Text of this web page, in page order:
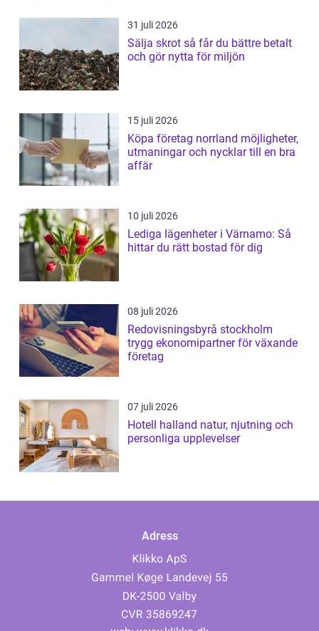
31 juli 2026
Sälja skrot så får du bättre betalt
och gör nytta för miljön
15 juli 2026
Köpa företag norrland möjligheter,
utmaningar och nycklar till en bra
affär
10 juli 2026
Lediga lägenheter i Värnamo: Så
hittar du rätt bostad för dig
08 juli 2026
Redovisningsbyrå stockholm
trygg ekonomipartner för växande
företag
07 juli 2026
Hotell halland natur, njutning och
personliga upplevelser
Adress